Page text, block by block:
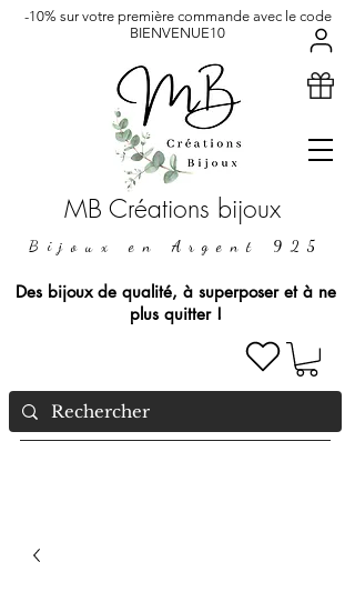
MB Créations bijoux
Bijoux en Argent 925
Des bijoux de qualité, à superposer et à ne
plus quitter !
-10% sur votre première commande avec le code
BIENVENUE10